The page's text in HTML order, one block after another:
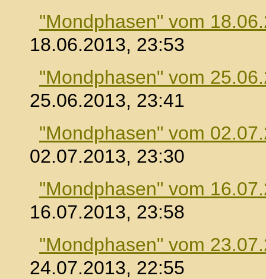
"Mondphasen" vom
18.06.2013, 23:53
"Mondphasen" vom
25.06.2013, 23:41
"Mondphasen" vom
02.07.2013, 23:30
"Mondphasen" vom
16.07.2013, 23:58
"Mondphasen" vom
24.07.2013, 22:55